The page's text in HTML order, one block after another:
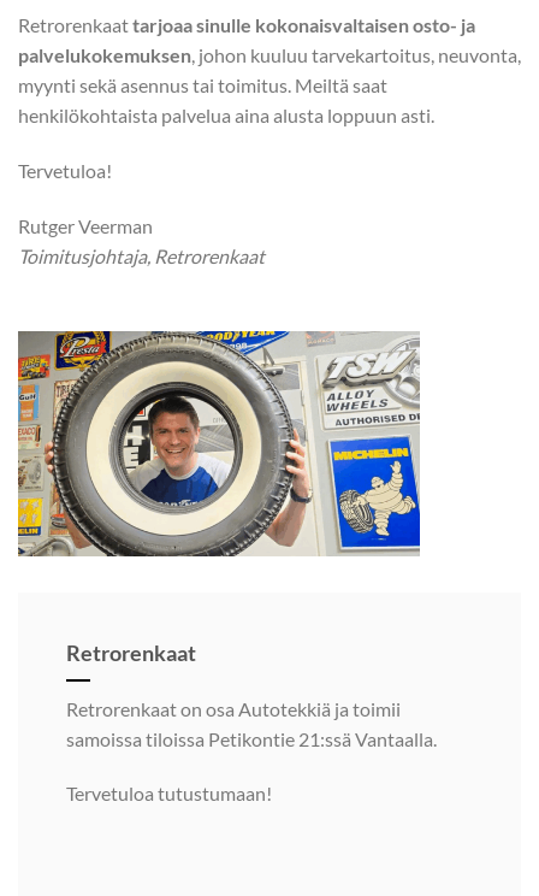
Retrorenkaattarjoaa sinulle kokonaisvaltaisen osto- ja
palvelukokemuksen, johon kuuluu tarvekartoitus, neuvonta,
myynti sekä asennus tai toimitus. Meiltä saat
henkilökohtaista palvelua aina alusta loppuun asti.
Tervetuloa!
Rutger Veerman
Toimitusjohtaja, Retrorenkaat
Retrorenkaat
Retrorenkaat on osa Autotekkiä ja toimii
samoissa tiloissa Petikontie 21:ssä Vantaalla.
Tervetuloa tutustumaan!